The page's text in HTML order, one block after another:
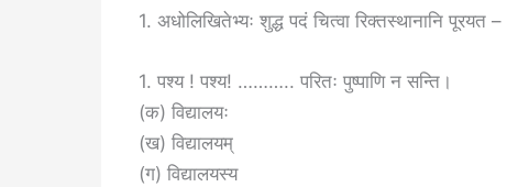
1. अधोलिखितेभ्यः शुद्ध पदं चित्वा रिक्तस्थानानि पूरयत –
1. पश्य ! पश्य! ……….. परितः पुष्पाणि न सन्ति।
(क) विद्यालयः
(ख) विद्यालयम्
(ग) विद्यालयस्य